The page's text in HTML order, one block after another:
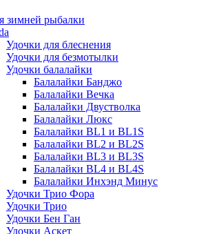
зимней рыбалки
Удочки для блеснения
Удочки для безмотылки
Удочки балалайки
Балалайки Банджо
Балалайки Вечка
Балалайки Двустволка
Балалайки Люкс
Балалайки BL1 и BL1S
Балалайки BL2 и BL2S
Балалайки BL3 и BL3S
Балалайки BL4 и BL4S
Балалайки Инхэнд Минус
Удочки Трио Фора
Удочки Трио
Удочки Бен Ган
Удочки Аскет